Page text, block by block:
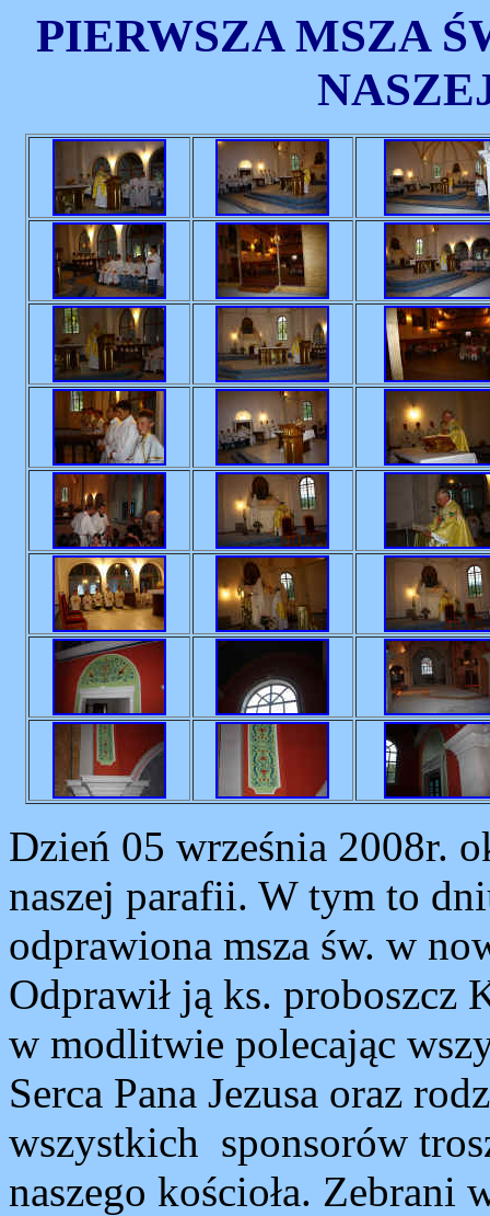
PIERWSZA MSZA
Dzień 05 września 2008r.
naszej parafii. W tym to
odprawiona msza św. w
Odprawił ją ks.
w modlitwie polecając
Serca Pana Jezusa oraz
wszystkich sponsorów
naszego kościoła. Zebrani